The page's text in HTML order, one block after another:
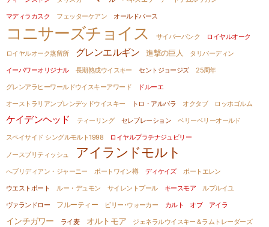
マディラカスク
フェッターケアン オールドパース
コニサーズチョイス サイバーパンク
ロイヤルオーク
ロイヤルオーク蒸留所
グレンエルギン 進撃の巨人
タリバーディン
イーパワーオリジナル
長期熟成ウイスキー セントジョージズ
25周年
グレンアラヒーワールドウイスキーアワード
ドルーエ
オーストラリアンブレンデッドウイスキー
トロ・アルバラ オクタブ ロッホゴルム
ケイデンヘッド ティーリング セレブレーション
ベリーベリーオールド
スペイサイド シングルモルト1998
ロイヤルプラチナジュビリー
ノースブリティッシュ アイランドモルト
へブリディアン・ジャーニー ポートワイン樽 ディケイズ
ポートエレン
ウエストポート
ルー・デュモン サイレントプール キースモア
ルブルイユ
ヴァランドロー
フルーティー ビリー･ウォーカー カルト オブ アイラ
インチガワー ライ麦 オルトモア
ジェネラルウイスキー＆ラムトレーダーズ